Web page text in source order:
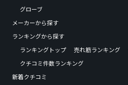
グローブ
メーカーから探す
ランキングから探す
ランキングトップ
売れ筋ランキング
クチコミ件数ランキング
新着クチコミ